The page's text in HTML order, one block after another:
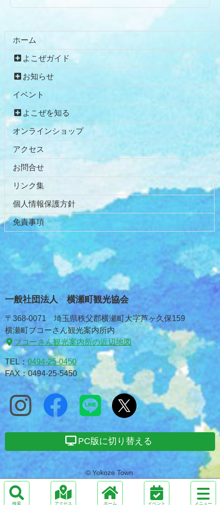
ホーム
よこぜガイド
お知らせ
イベント
よこぜを知る
オンラインショップ
アクセス
お問合せ
リンク集
個人情報保護方針
免責事項
一般社団法人 横瀬町観光協会
〒368-0071 埼玉県秩父郡横瀬町大字芦ヶ久保159
横瀬町ブコーさん観光案内所内
ブコーさん観光案内所の近辺地図
TEL： 0494-25-0450
FAX：0494-25-5450
PC版に切り替える
© Yokoze Town.
サ
イ